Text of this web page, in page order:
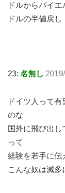
ドルからバイ
ドルの半値戻し
23: 名無し
ドイツ人って
のな
国外に飛び出
って
経験を若手に伝
こんな奴は滅多